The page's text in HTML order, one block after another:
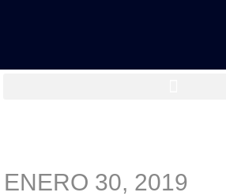
ENERO 30, 2019